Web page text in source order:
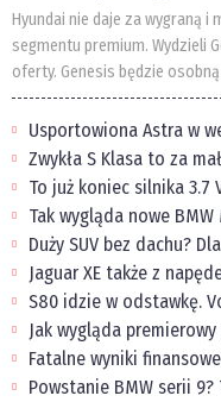
Hyundai nie daje za wygraną i
segmentu premium. Wydzieli
oferty. Genesis będzie
Usportowiona Astra w
Zwykła S Klasa to za
To już koniec silnika 3.7
Tak wygląda nowe
Duży SUV bez dachu?
Jaguar XE także z
S80 idzie w odstawkę.
Jak wygląda premierowy
Fatalne wyniki
Powstanie BMW serii 9?